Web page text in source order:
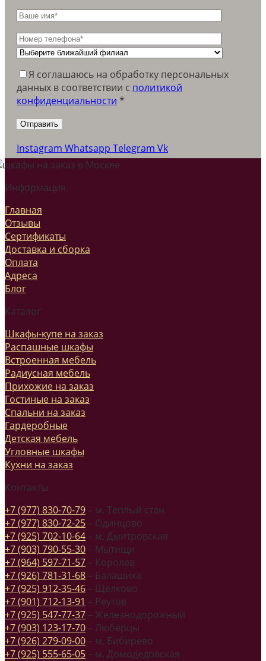
Я соглашаюсь на обработку персональных
данных в соответствии c политикой
конфиденциальности *
Instagram Whatsapp Telegram Vk
Информация
Главная
Отзывы
Сертификаты
Доставка и сборка
Оплата
Адреса
Блог
Каталог
Шкафы-купе на заказ
Распашные шкафы
Встроенная мебель
Радиусная мебель
Прихожие на заказ
Гостиные на заказ
Спальни на заказ
Гардеробные
Детская мебель
Угловные шкафы
Кухни на заказ
Контакты
+7 (977) 830-70-79 – м. Теплый стан
+7 (977) 830-72-25 – Одинцово
+7 (925) 702-10-64 – м. Дмитровская
+7 (903) 790-55-30 – Мытищи
+7 (964) 597-71-57 – Королев
+7 (926) 781-31-68 – Балашиха
+7 (925) 912-35-46 – Щелково
+7 (901) 712-13-91 – Реутов
+7 (925) 547-77-37 – Железнодорожный
+7 (903) 123-17-70 – Люберцы
+7 (926) 279-09-00 – м. Бибирево
+7 (925) 555-65-05 – м. Домодедовская